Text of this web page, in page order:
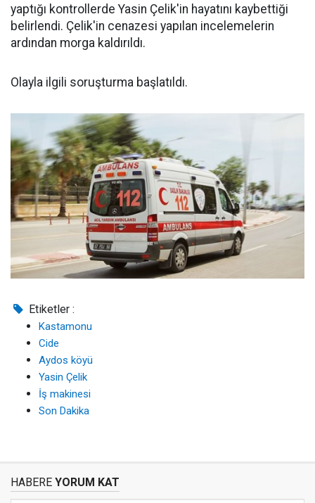
yaptığı kontrollerde Yasin Çelik'in hayatını kaybettiği
belirlendi. Çelik'in cenazesi yapılan incelemelerin
ardından morga kaldırıldı.
Olayla ilgili soruşturma başlatıldı.
Etiketler :
Kastamonu
Cide
Aydos köyü
Yasin Çelik
İş makinesi
Son Dakika
HABERE YORUM KAT